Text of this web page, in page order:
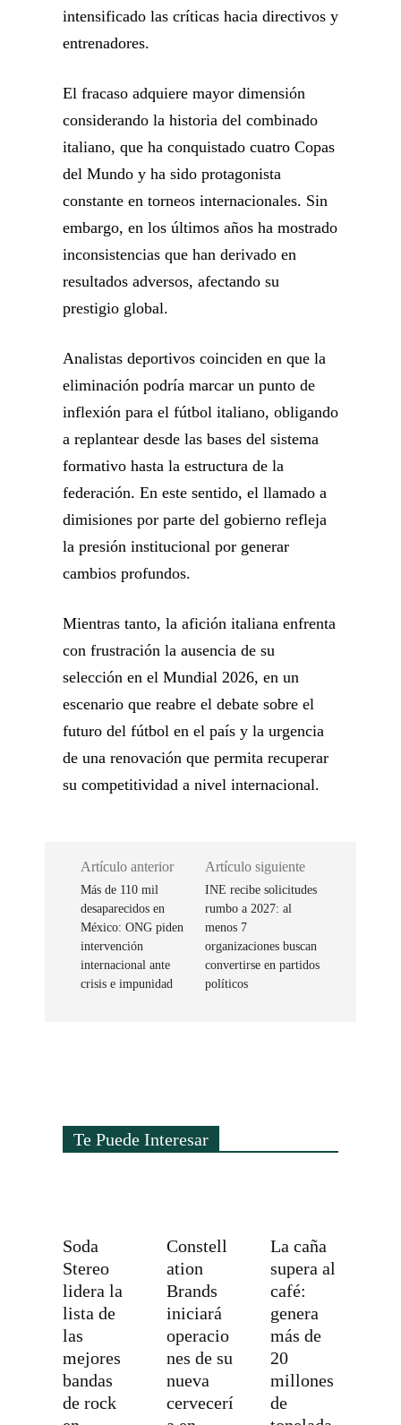
intensificado las críticas hacia directivos y
entrenadores.
El fracaso adquiere mayor dimensión
considerando la historia del combinado
italiano, que ha conquistado cuatro Copas
del Mundo y ha sido protagonista
constante en torneos internacionales. Sin
embargo, en los últimos años ha mostrado
inconsistencias que han derivado en
resultados adversos, afectando su
prestigio global.
Analistas deportivos coinciden en que la
eliminación podría marcar un punto de
inflexión para el fútbol italiano, obligando
a replantear desde las bases del sistema
formativo hasta la estructura de la
federación. En este sentido, el llamado a
dimisiones por parte del gobierno refleja
la presión institucional por generar
cambios profundos.
Mientras tanto, la afición italiana enfrenta
con frustración la ausencia de su
selección en el Mundial 2026, en un
escenario que reabre el debate sobre el
futuro del fútbol en el país y la urgencia
de una renovación que permita recuperar
su competitividad a nivel internacional.
Artículo anterior
Más de 110 mil
desaparecidos en
México: ONG piden
intervención
internacional ante
crisis e impunidad
Artículo siguiente
INE recibe solicitudes
rumbo a 2027: al
menos 7
organizaciones buscan
convertirse en partidos
políticos
Te Puede Interesar
Soda
Stereo
lidera la
lista de
las
mejores
bandas
de rock
Constell
ation
Brands
iniciará
operacio
nes de su
nueva
cervecerí
La caña
supera al
café:
genera
más de
20
millones
de